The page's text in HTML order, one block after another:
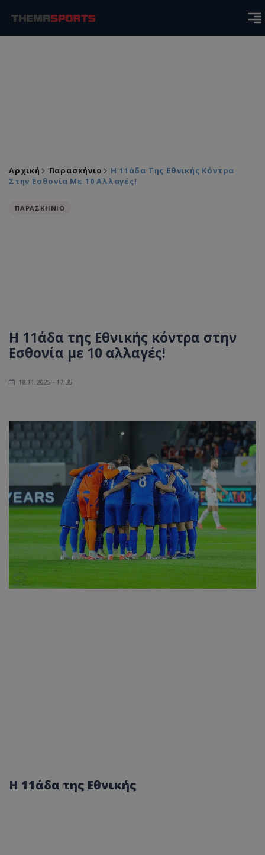
Αρχική Παρασκήνιο
Η 11άδα Της Εθνικής Κόντρα
Στην Εσθονία Με 10 Αλλαγές!
ΠΑΡΑΣΚΗΝΙΟ
Η 11άδα της Εθνικής κόντρα στην
Εσθονία με 10 αλλαγές!
18.11.2025 - 17:35
Η 11άδα της Εθνικής